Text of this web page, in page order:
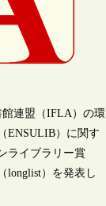
館連盟（IFLA）の環
ENSULIB）に関す
ライブラリー賞
longlist）を発表し